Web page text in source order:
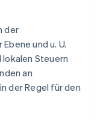
der
und u. U.
Steuern
an
der Regel für den